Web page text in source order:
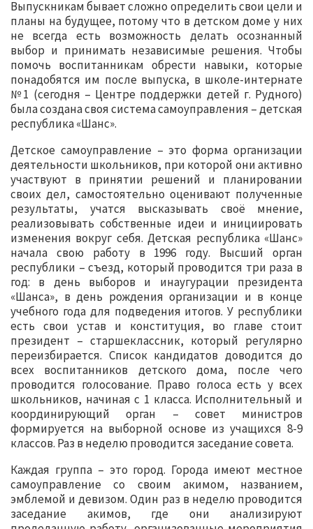
Выпускникам бывает сложно определить свои цели и
планы на будущее, потому что в детском доме у них
не всегда есть возможность делать осознанный
выбор и принимать независимые решения. Чтобы
помочь воспитанникам обрести навыки, которые
понадобятся им после выпуска, в школе-интернате
№1 (сегодня – Центре поддержки детей г. Рудного)
была создана своя система самоуправления – детская
республика «Шанс».
Детское самоуправление – это форма организации
деятельности школьников, при которой они активно
участвуют в принятии решений и планировании
своих дел, самостоятельно оценивают полученные
результаты, учатся высказывать своё мнение,
реализовывать собственные идеи и инициировать
изменения вокруг себя. Детская республика «Шанс»
начала свою работу в 1996 году. Высший орган
республики – съезд, который проводится три раза в
год: в день выборов и инаугурации президента
«Шанса», в день рождения организации и в конце
учебного года для подведения итогов. У республики
есть свои устав и конституция, во главе стоит
президент – старшеклассник, который регулярно
переизбирается. Список кандидатов доводится до
всех воспитанников детского дома, после чего
проводится голосование. Право голоса есть у всех
школьников, начиная с 1 класса. Исполнительный и
координирующий орган – совет министров
формируется на выборной основе из учащихся 8-9
классов. Раз в неделю проводится заседание совета.
Каждая группа – это город. Города имеют местное
самоуправление со своим акимом, названием,
эмблемой и девизом. Один раз в неделю проводится
заседание акимов, где они анализируют